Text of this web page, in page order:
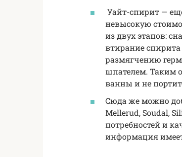
Уайт-спирит —
невысокую
из двух этапов:
втирание
размягчению
шпателем. Таким
ванны и не
Сюда же можно
Mellerud, Soudal,
потребностей и
информация